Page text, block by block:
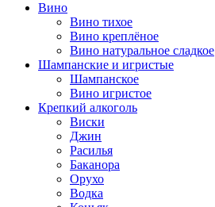
Вино
Вино тихое
Вино креплёное
Вино натуральное сладкое
Шампанские и игристые
Шампанское
Вино игристое
Крепкий алкоголь
Виски
Джин
Расилья
Баканора
Орухо
Водка